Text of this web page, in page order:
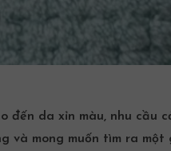
đến da xỉn màu, nhu
mong muốn tìm ra một